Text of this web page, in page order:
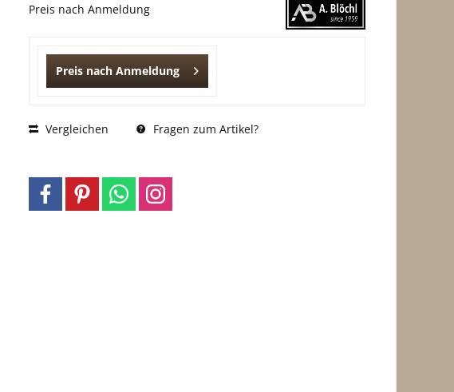
Preis nach Anmeldung
Preis nach Anmeldung
Vergleichen Fragen zum Artikel?